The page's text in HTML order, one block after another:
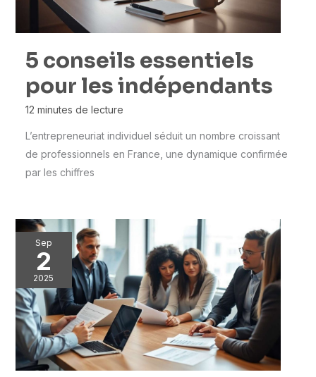
5 conseils essentiels
pour les indépendants
12 minutes de lecture
L’entrepreneuriat individuel séduit un nombre croissant
de professionnels en France, une dynamique confirmée
par les chiffres
Sep
2
2025